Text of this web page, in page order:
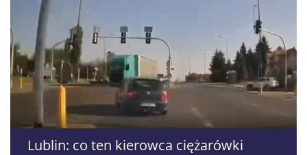
Lublin: co ten kierowca ciężarówki